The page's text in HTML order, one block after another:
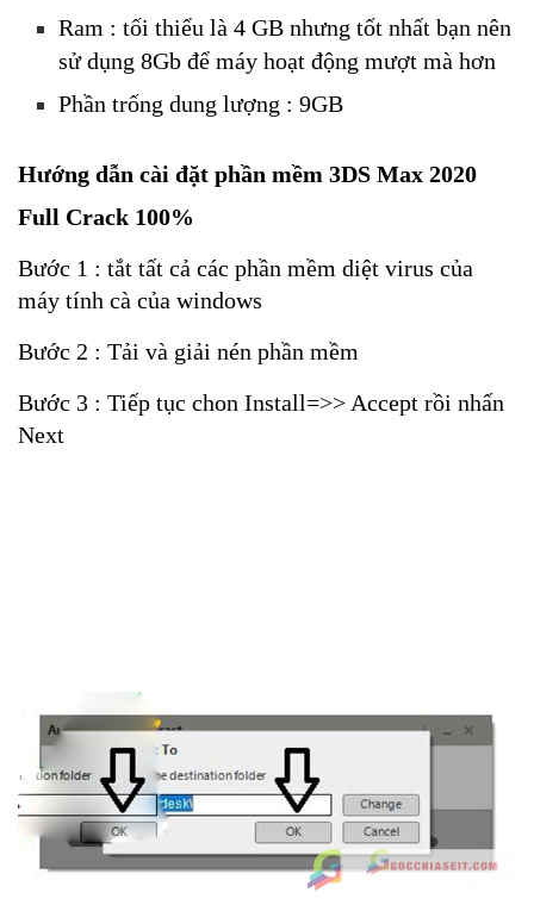
Ram : tối thiểu là 4 GB nhưng tốt nhất bạn nên
sử dụng 8Gb để máy hoạt động mượt mà hơn
Phần trống dung lượng : 9GB
Hướng dẫn cài đặt phần mềm 3DS Max 2020
Full Crack 100%
Bước 1 : tắt tất cả các phần mềm diệt virus của
máy tính cà của windows
Bước 2 : Tải và giải nén phần mềm
Bước 3 : Tiếp tục chon Install=>> Accept rồi nhấn
Next